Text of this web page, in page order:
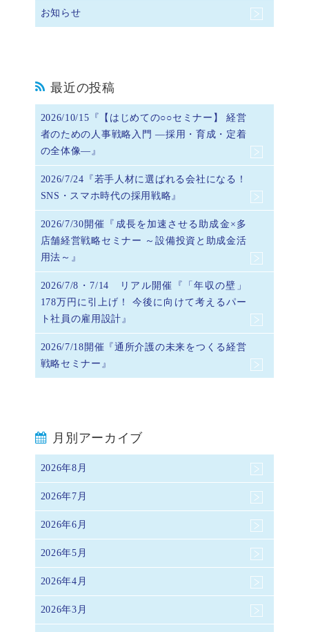
お知らせ
最近の投稿
2026/10/15『【はじめての○○セミナー】 経営
者のための人事戦略入門 ―採用・育成・定着
の全体像―』
2026/7/24『若手人材に選ばれる会社になる！
SNS・スマホ時代の採用戦略』
2026/7/30開催『成長を加速させる助成金×多
店舗経営戦略セミナー ～設備投資と助成金活
用法～』
2026/7/8・7/14 リアル開催『「年収の壁」
178万円に引上げ！ 今後に向けて考えるパー
ト社員の雇用設計』
2026/7/18開催『通所介護の未来をつくる経営
戦略セミナー』
月別アーカイブ
2026年8月
2026年7月
2026年6月
2026年5月
2026年4月
2026年3月